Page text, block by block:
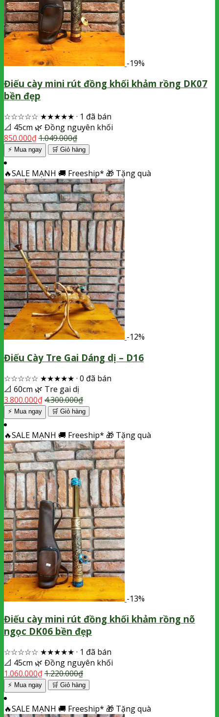
-19%
Điếu cày mini rút đồng khối khảm rồng DK07
bền đẹp
☆☆☆☆☆ ★★★★★ · 1 đã bán
📐 45cm 🌿 Đồng nguyên khối
850.000₫1.049.000₫
⚡ Mua ngay 🛒 Giỏ hàng
🔥SALE MẠNH 🚚 Freeship* 🎁 Tặng quà
-12%
Điếu Cày Tre Gai Dáng dị – D16
☆☆☆☆☆ ★★★★★ · 0 đã bán
📐 60cm 🌿 Tre gai dị
3.800.000₫4.300.000₫
⚡ Mua ngay 🛒 Giỏ hàng
🔥SALE MẠNH 🚚 Freeship* 🎁 Tặng quà
-13%
Điếu cày mini rút đồng khối khảm rồng nõ
ngọc DK06 bền đẹp
☆☆☆☆☆ ★★★★★ · 1 đã bán
📐 45cm 🌿 Đồng nguyên khối
1.060.000₫1.220.000₫
⚡ Mua ngay 🛒 Giỏ hàng
🔥SALE MẠNH 🚚 Freeship* 🎁 Tặng quà